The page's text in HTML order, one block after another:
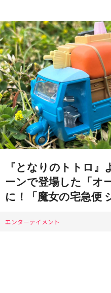
『となりのトトロ
ーンで登場した「オ
に！「魔女の宅急便
エンターテイメント